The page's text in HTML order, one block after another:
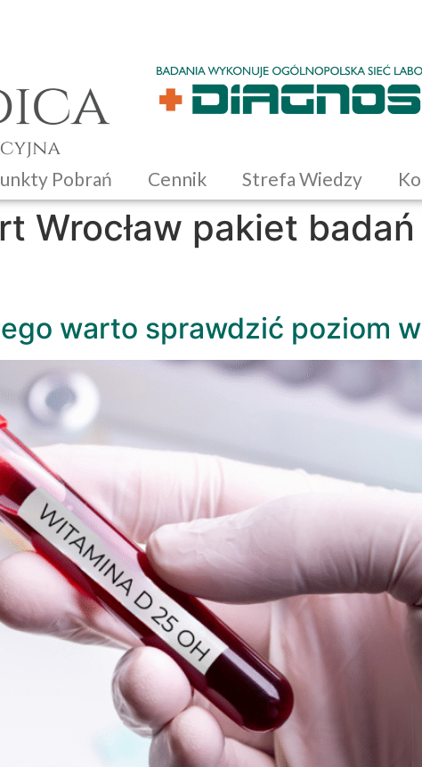
Pobrań Cennik Strefa Wiedzy
Wrocław pakiet
warto sprawdzić poziom